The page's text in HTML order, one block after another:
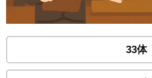
33体